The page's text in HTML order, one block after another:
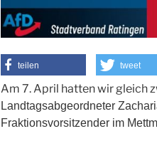
teilen tweet
Am 7. April hatten wir gleich
Landtagsabgeordneter
Fraktionsvorsitzender im